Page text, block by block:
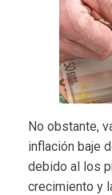
No obstante,
inflación baje
debido al los
crecimiento y